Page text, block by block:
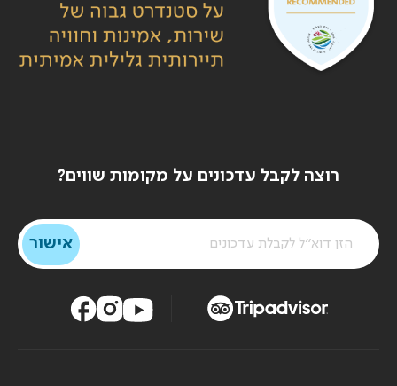
רוצה לקבל עדכונים על מקומות שווים?